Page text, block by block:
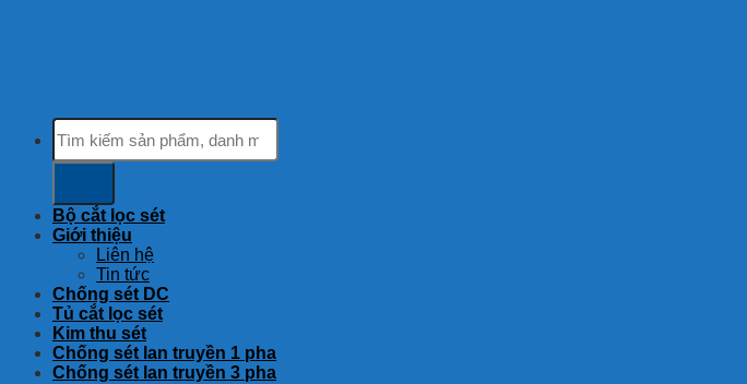
Tìm
kiếm:
Bộ cắt lọc sét
Giới thiệu
Liên hệ
Tin tức
Chống sét DC
Tủ cắt lọc sét
Kim thu sét
Chống sét lan truyền 1 pha
Chống sét lan truyền 3 pha